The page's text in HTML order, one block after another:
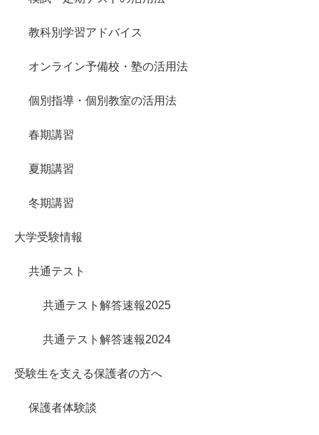
教科別学習アドバイス
オンライン予備校・塾の活用法
個別指導・個別教室の活用法
春期講習
夏期講習
冬期講習
大学受験情報
共通テスト
共通テスト解答速報2025
共通テスト解答速報2024
受験生を支える保護者の方へ
保護者体験談